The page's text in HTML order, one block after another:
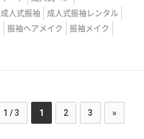
成人式振袖
成人式振袖レンタル
振袖ヘアメイク
振袖メイク
1 / 3 1 2 3 »